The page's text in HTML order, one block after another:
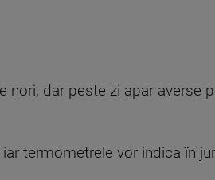
nori, dar peste zi apar averse
termometrele vor indica în